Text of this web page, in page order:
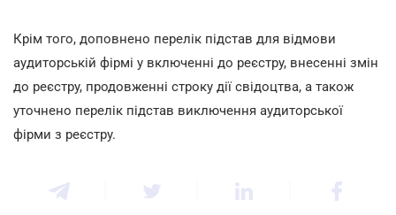
Крім того, доповнено перелік підстав для відмови
аудиторській фірмі у включенні до реєстру, внесенні змін
до реєстру, продовженні строку дії свідоцтва, а також
уточнено перелік підстав виключення аудиторської
фірми з реєстру.